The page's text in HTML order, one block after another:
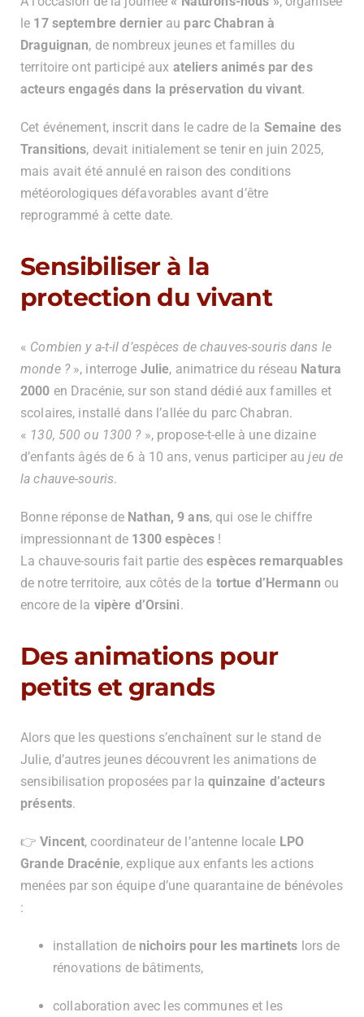
le 17 septembre dernierau parc Chabran à
Draguignan, de nombreux jeunes et familles du
territoire ont participé aux ateliers animés par des
acteurs engagés dans la préservation du vivant.
Cet événement, inscrit dans le cadre de la Semaine des
Transitions, devait initialement se tenir en juin 2025,
mais avait été annulé en raison des conditions
météorologiques défavorables avant d’être
reprogrammé à cette date.
Sensibiliser à la
protection du vivant
« Combien y a-t-il d’espèces de chauves-souris dans le
monde ?», interroge Julie, animatrice du réseau Natura
2000 en Dracénie, sur son stand dédié aux familles et
scolaires, installé dans l’allée du parc Chabran.
« 130, 500 ou 1300 ?», propose-t-elle à une dizaine
d’enfants âgés de 6 à 10 ans, venus participer aujeu de
la chauve-souris.
Bonne réponse de Nathan, 9 ans, qui ose le chiffre
impressionnant de 1300 espèces!
La chauve-souris fait partie desespèces remarquables
de notre territoire, aux côtés de la tortue d’Hermann ou
encore de la vipère d’Orsini.
Des animations pour
petits et grands
Alors que les questions s’enchaînent sur le stand de
Julie, d’autres jeunes découvrent les animations de
sensibilisation proposées par laquinzaine d’acteurs
présents.
👉Vincent, coordinateur de l’antenne locale LPO
Grande Dracénie, explique aux enfants les actions
menées par son équipe d’une quarantaine de bénévoles
:
installation de nichoirs pour les martinets lors de
rénovations de bâtiments,
collaboration avec les communes et les